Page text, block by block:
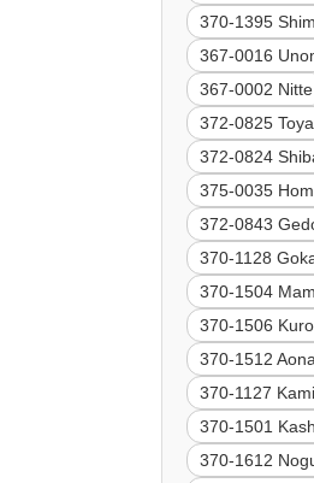
370-1395
367-0016
367-0002 Nitte
372-0825
372-0824
375-0035
372-0843
370-1128
370-1504
370-1506
370-1512
370-1127
370-1501
370-1612